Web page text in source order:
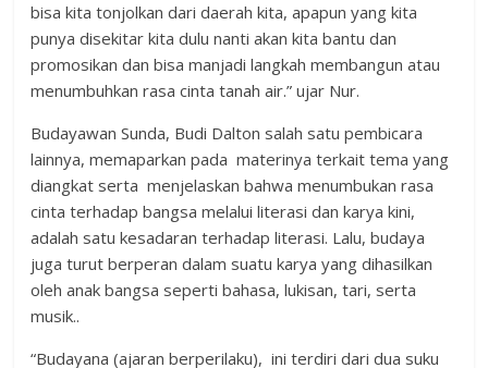
bisa kita tonjolkan dari daerah kita, apapun yang kita
punya disekitar kita dulu nanti akan kita bantu dan
promosikan dan bisa manjadi langkah membangun atau
menumbuhkan rasa cinta tanah air.” ujar Nur.
Budayawan Sunda, Budi Dalton salah satu pembicara
lainnya, memaparkan pada materinya terkait tema yang
diangkat serta menjelaskan bahwa menumbukan rasa
cinta terhadap bangsa melalui literasi dan karya kini,
adalah satu kesadaran terhadap literasi. Lalu, budaya
juga turut berperan dalam suatu karya yang dihasilkan
oleh anak bangsa seperti bahasa, lukisan, tari, serta
musik..
“Budayana (ajaran berperilaku), ini terdiri dari dua suku